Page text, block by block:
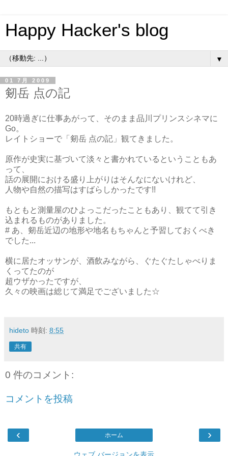
Happy Hacker's blog
▼
01 7月 2009
剱岳 点の記
20時過ぎに仕事あがって、そのまま品川プリンスシネマに
Go。
レイトショーで「剱岳 点の記」観てきました。
原作が史実に基づいて淡々と書かれているということもあ
って、
話の展開における盛り上がりはそんなにないけれど、
人物や自然の描写はすばらしかったです!!
もともと測量屋のひよっこだったこともあり、観てて引き
込まれるものがありました。
# あ、剱岳近辺の地形や地名もちゃんと予習しておくべき
でした...
横に居たオッサンが、酒飲みながら、ぐたぐたしゃべりま
くってたのが
超ウザかったですが、
久々の映画は総じて満足でございました☆
hideto 時刻: 8:55
共有
0 件のコメント:
コメントを投稿
‹ ›
ホーム
ウェブ バージョンを表示